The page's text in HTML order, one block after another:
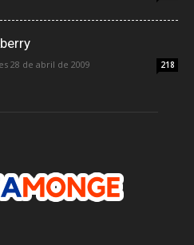
28 de abril de 2009 218